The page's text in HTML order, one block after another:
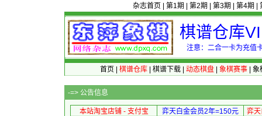
杂志首页 第1期 第2期 第3期 第4期
棋谱仓库
注意：二合一卡为充值
首页 棋谱仓库| 棋谱下载| 动态棋盘| 象棋赛事| 象
-=> 公告信息
本站淘宝店铺 - 支付宝 弈天白金会员2年=150元
弈